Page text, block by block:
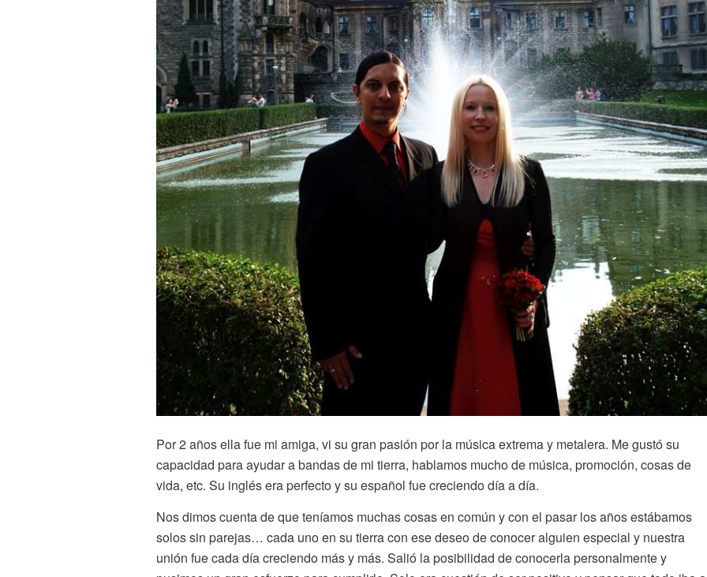
Por 2 años ella fue mi amiga, vi su gran pasión por la música extrema y metalera. Me gustó su
capacidad para ayudar a bandas de mi tierra, hablamos mucho de música, promoción, cosas de
vida, etc. Su inglés era perfecto y su español fue creciendo día a día.
Nos dimos cuenta de que teníamos muchas cosas en común y con el pasar los años estábamos
solos sin parejas… cada uno en su tierra con ese deseo de conocer alguien especial y nuestra
unión fue cada día creciendo más y más. Salió la posibilidad de conocerla personalmente y